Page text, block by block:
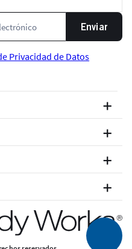
Enviar
Privacidad de Datos